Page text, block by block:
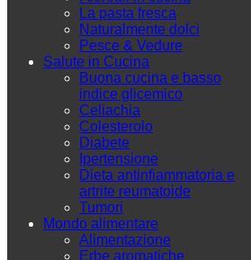
La pasta fresca
Naturalmente dolci
Pesce & Vedure
Salute in Cucina
Buona cucina e basso
indice glicemico
Celiachia
Colesterolo
Diabete
Ipertensione
Dieta antinfiammatoria e
artrite reumatoide
Tumori
Mondo alimentare
Alimentazione
Erbe aromatiche